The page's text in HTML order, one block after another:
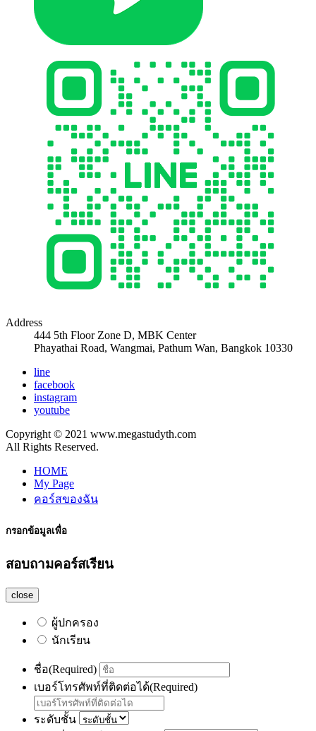
Address
444 5th Floor Zone D, MBK Center
Phayathai Road, Wangmai, Pathum Wan, Bangkok 10330
line
facebook
instagram
youtube
Copyright © 2021 www.megastudyth.com
All Rights Reserved.
HOME
My Page
คอร์สของฉัน
กรอกข้อมูลเพื่อ
สอบถามคอร์สเรียน
close
ผู้ปกครอง
นักเรียน
ชื่อ(Required)
เบอร์โทรศัพท์ที่ติดต่อได้(Required)
ระดับชั้น